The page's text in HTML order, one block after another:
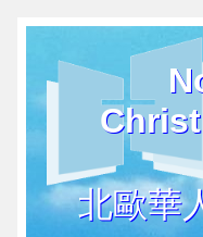
北歐華
历
史
户